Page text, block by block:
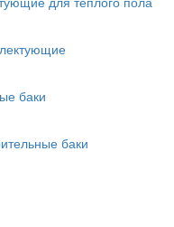
баки
баки